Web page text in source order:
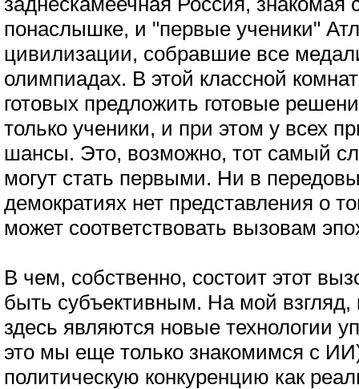
понаслышке, и "первые ученики"
цивилизации, собравшие все
олимпиадах. В этой классной
готовых предложить готовые
только ученики, и при этом у всех
шансы. Это, возможно, тот самый
могут стать первыми. Ни в
демократиях нет представления о
может соответствовать вызовам
В чем, собственно, состоит этот
быть субъективным. На мой
здесь являются новые технологии
это мы еще только знакомимся с
политическую конкуренцию как